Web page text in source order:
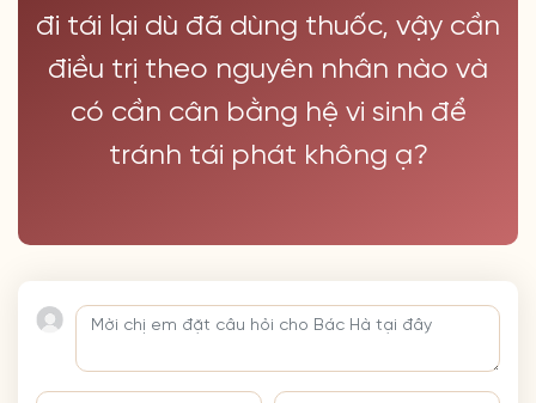
đi tái lại dù đã dùng thuốc, vậy cần
điều trị theo nguyên nhân nào và
có cần cân bằng hệ vi sinh để
tránh tái phát không ạ?